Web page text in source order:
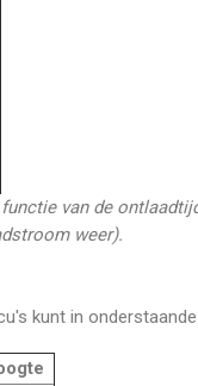
van de
weer).
kunt in